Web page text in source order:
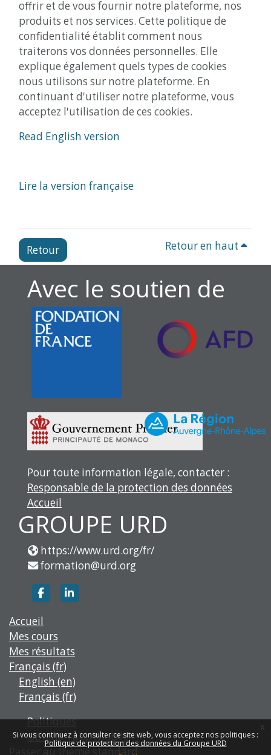
Si vous continuez à consulter ce site web, vous acceptez nos politiques :
Politique de protection des données du Groupe URD
x
offrir et de vous fournir notre plateforme, nos
produits et nos services. Cette politique de
confidentialité établit comment nous
traiterons vos données personnelles. Elle
explique également quels types de cookies
nous utilisons sur notre plateforme. En
continuant d'utiliser notre plateforme, vous
acceptez l'utilisation de ces cookies.
Read English version
Lire la version française
Retour Retour en haut
Avec le soutien de
Pour toute information légale, contacter :
Responsable de la protection des données
Accueil
GROUPE URD
https://www.urd.org/fr/
formation@urd.org
https://www.facebook.com/groupe.urd
Accueil
Mes cours
Mes résultats
Français ‎(fr)‎
English ‎(en)‎
Français ‎(fr)‎
Politiques
Obtenir l’app mobile
Passer au thème standard